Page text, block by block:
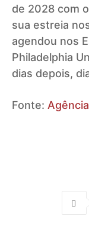
de 2028 com
sua estreia
agendou nos
Philadelphia
dias depois,
Fonte: